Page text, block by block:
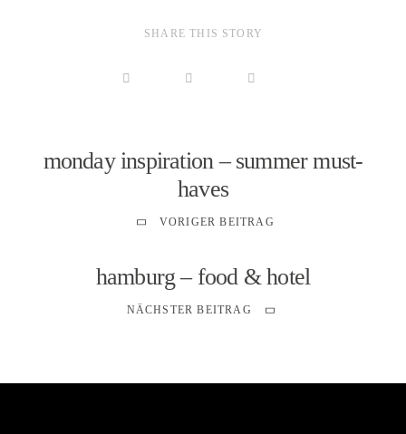
SHARE THIS STORY
monday inspiration – summer must-
haves
VORIGER BEITRAG
hamburg – food & hotel
NÄCHSTER BEITRAG